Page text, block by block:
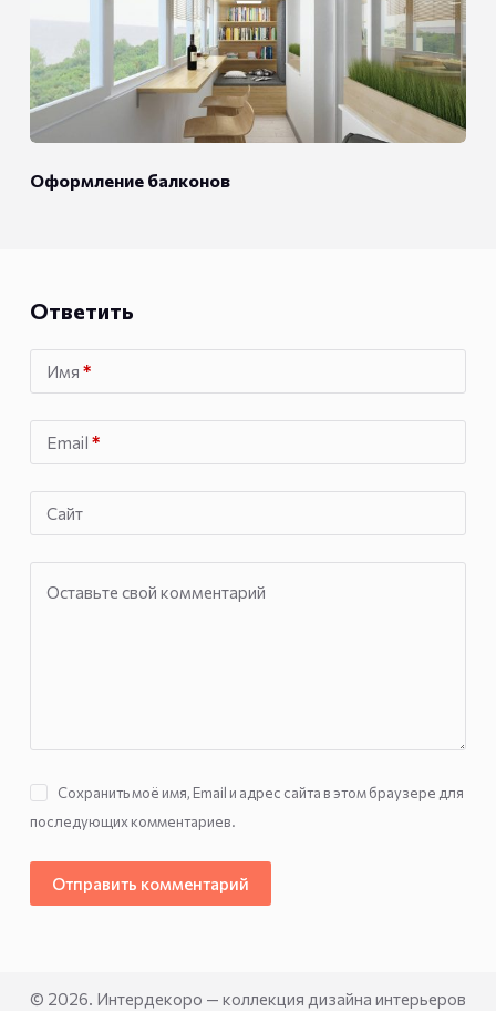
Оформление балконов
Ответить
Имя *
Email *
Сайт
Оставьте свой комментарий
Сохранить моё имя, Email и адрес сайта в этом браузере для
последующих комментариев.
Отправить комментарий
© 2026. Интердекоро — коллекция дизайна интерьеров